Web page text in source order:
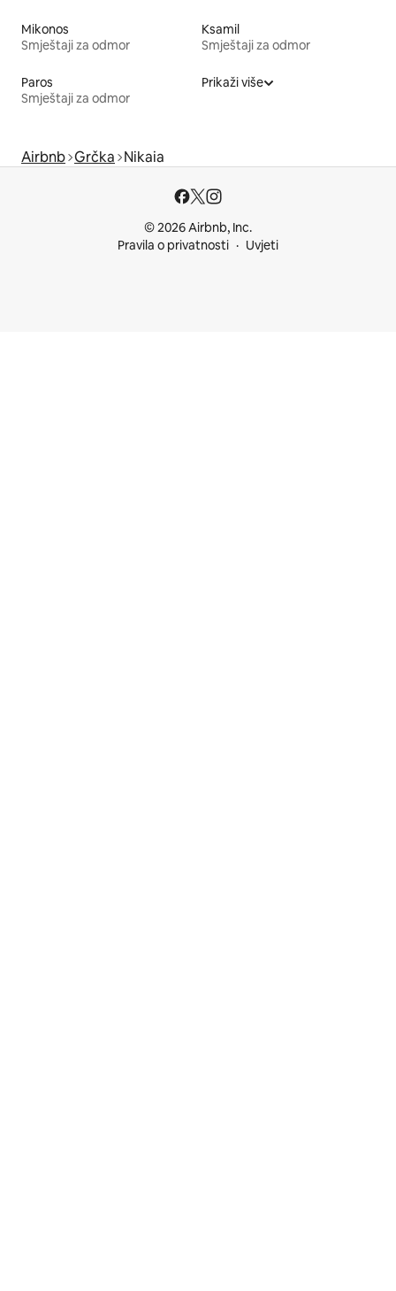
Mikonos
Smještaji za odmor
Ksamil
Smještaji za odmor
Paros
Smještaji za odmor
Prikaži više
Airbnb Grčka Nikaia
© 2026 Airbnb, Inc.
Pravila o privatnosti
Uvjeti